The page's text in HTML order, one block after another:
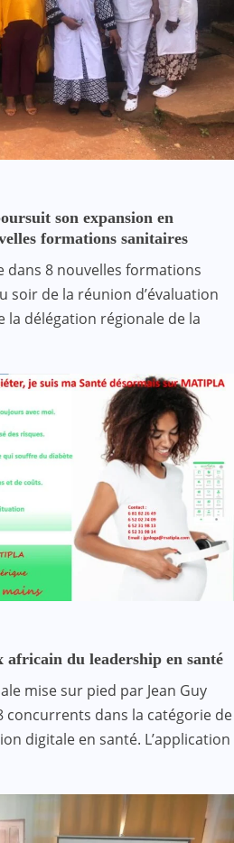
son expansion en
formations sanitaires
dans 8 nouvelles formations
soir de la réunion d’évaluation
la délégation régionale de la
du leadership en santé
mise sur pied par Jean Guy
concurrents dans la catégorie de
digitale en santé. L’application